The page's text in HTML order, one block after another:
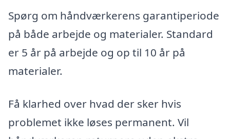
Spørg om håndværkerens garantiperiode
på både arbejde og materialer. Standard
er 5 år på arbejde og op til 10 år på
materialer.
Få klarhed over hvad der sker hvis
problemet ikke løses permanent. Vil